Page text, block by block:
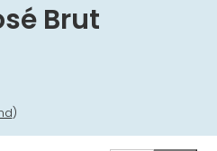
Brut
)